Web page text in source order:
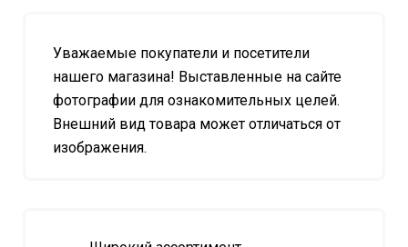
Уважаемые покупатели и посетители
нашего магазина! Выставленные на сайте
фотографии для ознакомительных целей.
Внешний вид товара может отличаться от
изображения.